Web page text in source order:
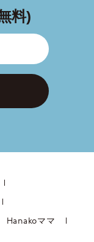
料)
Hanakoママ